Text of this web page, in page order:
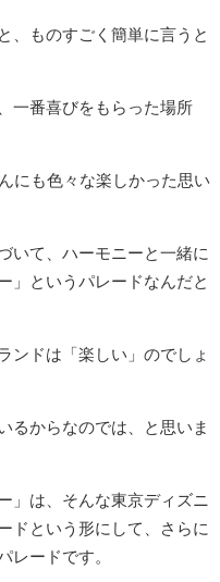
、ものすごく簡単に言うと
一番喜びをもらった場所
にも色々な楽しかった思い
いて、ハーモニーと一緒に
」というパレードなんだと
ンドは「楽しい」のでしょ
るからなのでは、と思いま
」は、そんな東京ディズニ
ドという形にして、さらに
レードです。